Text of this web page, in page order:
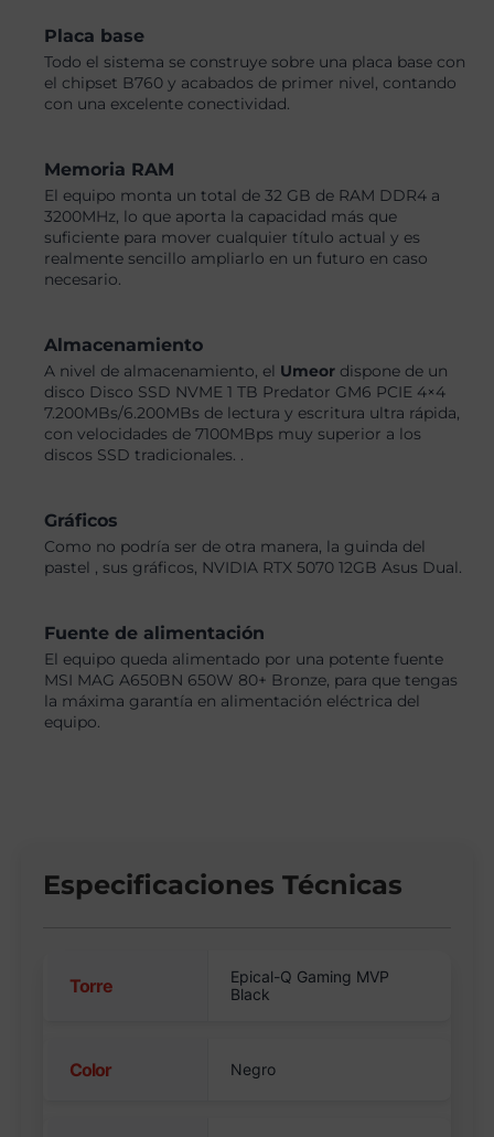
Placa base
Todo el sistema se construye sobre una placa base con
el chipset B760 y acabados de primer nivel, contando
con una excelente conectividad.
Memoria RAM
El equipo monta un total de 32 GB de RAM DDR4 a
3200MHz, lo que aporta la capacidad más que
suficiente para mover cualquier título actual y es
realmente sencillo ampliarlo en un futuro en caso
necesario.
Almacenamiento
A nivel de almacenamiento, el Umeor dispone de un
disco Disco SSD NVME 1 TB Predator GM6 PCIE 4×4
7.200MBs/6.200MBs de lectura y escritura ultra rápida,
con velocidades de 7100MBps muy superior a los
discos SSD tradicionales. .
Gráficos
Como no podría ser de otra manera, la guinda del
pastel , sus gráficos, NVIDIA RTX 5070 12GB Asus Dual.
Fuente de alimentación
El equipo queda alimentado por una potente fuente
MSI MAG A650BN 650W 80+ Bronze, para que tengas
la máxima garantía en alimentación eléctrica del
equipo.
Especificaciones Técnicas
Torre
Epical-Q Gaming MVP
Black
Color Negro